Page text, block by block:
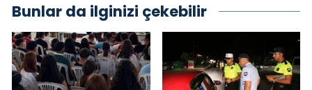
Bunlar da ilginizi çekebilir